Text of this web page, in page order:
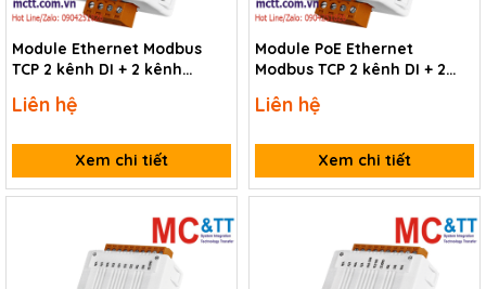
Module Ethernet Modbus
TCP 2 kênh DI + 2 kênh
tET-PD2POR2 CR
Liên hệ
Xem chi tiết
Module PoE Ethernet
Modbus TCP 2 kênh DI + 2
DAS tPET-PD2POR2 CR
Liên hệ
Xem chi tiết